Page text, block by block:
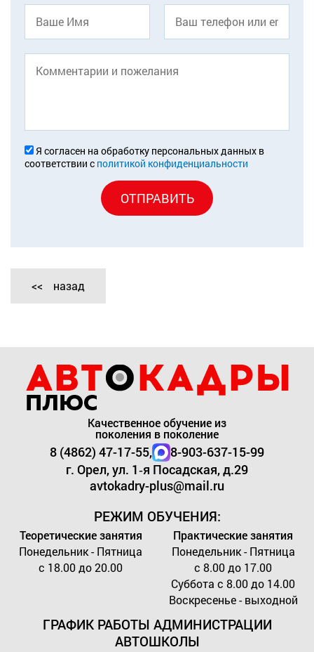
Я согласен на обработку персональных данных в
соответствии с политикой конфиденциальности
ОТПРАВИТЬ
назад
Качественное обучение из
поколения в поколение
8 (4862) 47-17-55,
8-903-637-15-99
г. Орел, ул. 1‑я Посадская, д.29
avtokadry-plus@mail.ru
РЕЖИМ ОБУЧЕНИЯ:
Теоретические занятия
Понедельник - Пятница
с 18.00 до 20.00
Практические занятия
Понедельник - Пятница
с 8.00 до 17.00
Суббота с 8.00 до 14.00
Воскресенье - выходной
ГРАФИК РАБОТЫ АДМИНИСТРАЦИИ
АВТОШКОЛЫ